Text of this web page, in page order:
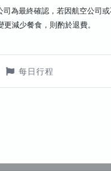
為最終確認，若因航空公司
減少餐食，則酌於退費。
每日行程